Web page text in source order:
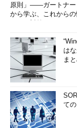
原則」――ガートナー
から学ぶ、これから
は
ま
て